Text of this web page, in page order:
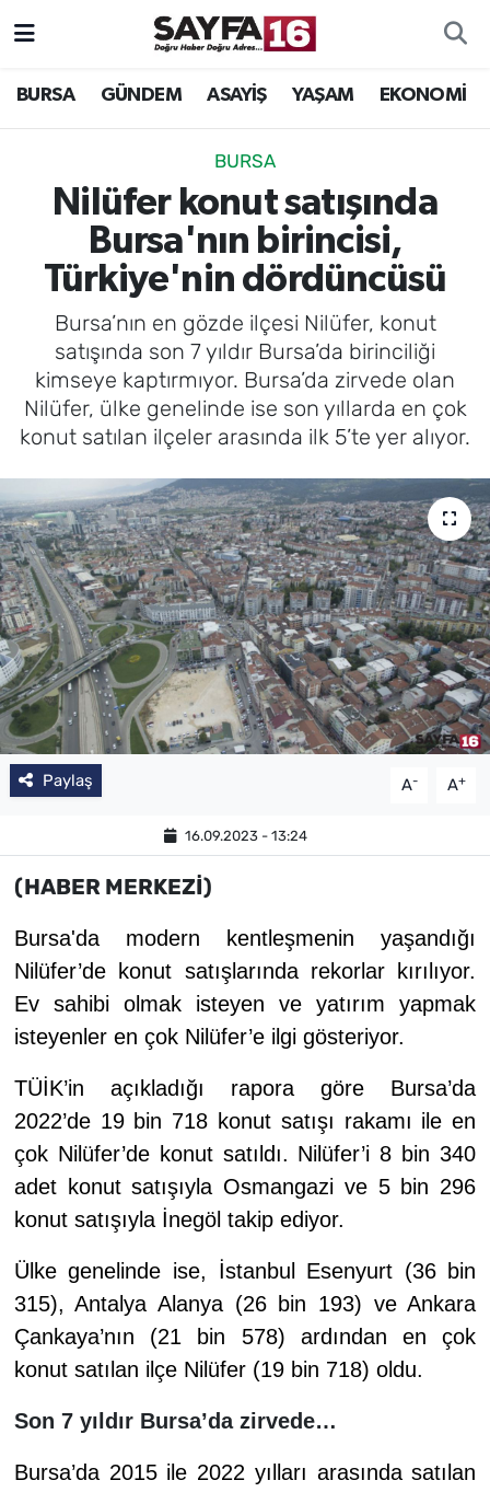
BURSA GÜNDEM ASAYİŞ YAŞAM EKONOMİ
BURSA
Nilüfer konut satışında
Bursa'nın birincisi,
Türkiye'nin dördüncüsü
Bursa’nın en gözde ilçesi Nilüfer, konut
satışında son 7 yıldır Bursa’da birinciliği
kimseye kaptırmıyor. Bursa’da zirvede olan
Nilüfer, ülke genelinde ise son yıllarda en çok
konut satılan ilçeler arasında ilk 5’te yer alıyor.
Paylaş A- A+
16.09.2023 - 13:24
(HABER MERKEZİ)
Bursa'da modern kentleşmenin yaşandığı
Nilüfer’de konut satışlarında rekorlar kırılıyor.
Ev sahibi olmak isteyen ve yatırım yapmak
isteyenler en çok Nilüfer’e ilgi gösteriyor.
TÜİK’in açıkladığı rapora göre Bursa’da
2022’de 19 bin 718 konut satışı rakamı ile en
çok Nilüfer’de konut satıldı. Nilüfer’i 8 bin 340
adet konut satışıyla Osmangazi ve 5 bin 296
konut satışıyla İnegöl takip ediyor.
Ülke genelinde ise, İstanbul Esenyurt (36 bin
315), Antalya Alanya (26 bin 193) ve Ankara
Çankaya’nın (21 bin 578) ardından en çok
konut satılan ilçe Nilüfer (19 bin 718) oldu.
Son 7 yıldır Bursa’da zirvede…
Bursa’da 2015 ile 2022 yılları arasında satılan
ÖZEL HABER
MAGAZİN
BİLİM
TEKNOLOJİ
SPOR
EĞİTİM
SAĞLIK
TV REHBERİ
Hava Durumu
TFF 2.Lig Beyaz Grup Puan Durumu ve Fikstür
Tüm Manşetler
Haber Arşivi